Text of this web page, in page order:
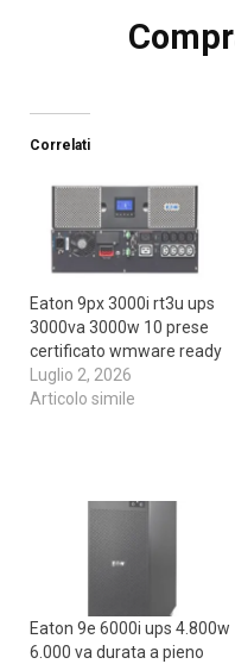
Correlati
Eaton 9px 3000i rt3u ups
3000va 3000w 10 prese
certificato wmware ready
Luglio 2, 2026
Articolo simile
Eaton 9e 6000i ups 4.800w
6.000 va durata a pieno